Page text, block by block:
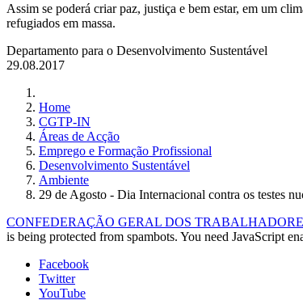
Assim se poderá criar paz, justiça e bem estar, em um
refugiados em massa.
Departamento para o Desenvolvimento Sustentável
29.08.2017
Home
CGTP-IN
Áreas de Acção
Emprego e Formação Profissional
Desenvolvimento Sustentável
Ambiente
29 de Agosto - Dia Internacional contra os testes
CONFEDERAÇÃO GERAL DOS
is being protected from spambots. You need JavaScript
Facebook
Twitter
YouTube